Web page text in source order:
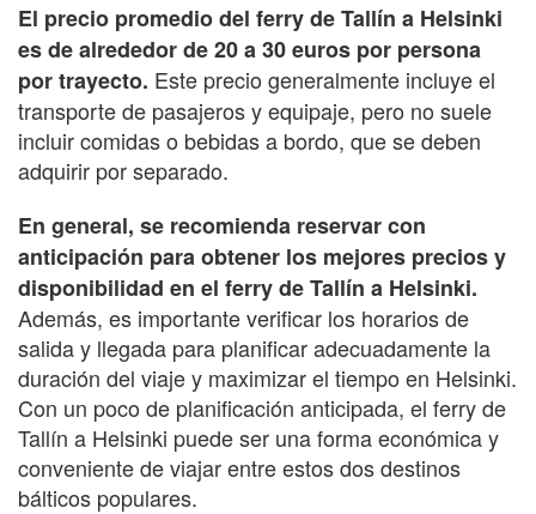
El precio promedio del ferry de Tallín a Helsinki
es de alrededor de 20 a 30 euros por persona
por trayecto. Este precio generalmente incluye el
transporte de pasajeros y equipaje, pero no suele
incluir comidas o bebidas a bordo, que se deben
adquirir por separado.
En general, se recomienda reservar con
anticipación para obtener los mejores precios y
disponibilidad en el ferry de Tallín a Helsinki.
Además, es importante verificar los horarios de
salida y llegada para planificar adecuadamente la
duración del viaje y maximizar el tiempo en Helsinki.
Con un poco de planificación anticipada, el ferry de
Tallín a Helsinki puede ser una forma económica y
conveniente de viajar entre estos dos destinos
bálticos populares.